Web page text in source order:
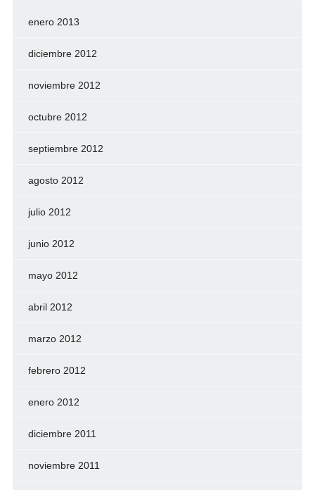
enero 2013
diciembre 2012
noviembre 2012
octubre 2012
septiembre 2012
agosto 2012
julio 2012
junio 2012
mayo 2012
abril 2012
marzo 2012
febrero 2012
enero 2012
diciembre 2011
noviembre 2011